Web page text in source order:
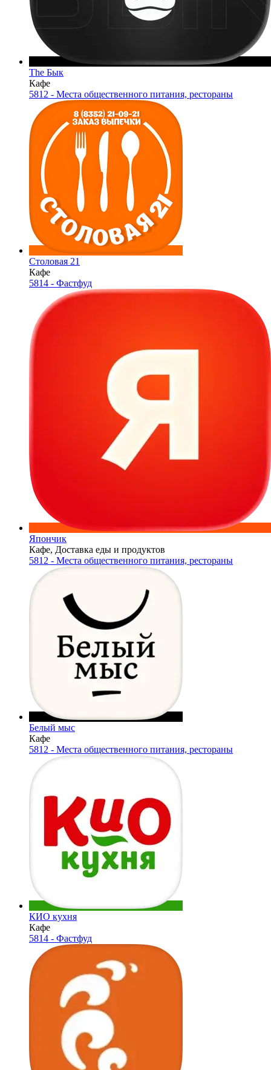
The Бык
Кафе
5812 - Места общественного питания, рестораны
Столовая 21
Кафе
5814 - Фастфуд
Япончик
Кафе, Доставка еды и продуктов
5812 - Места общественного питания, рестораны
Белый мыс
Кафе
5812 - Места общественного питания, рестораны
КИО кухня
Кафе
5814 - Фастфуд